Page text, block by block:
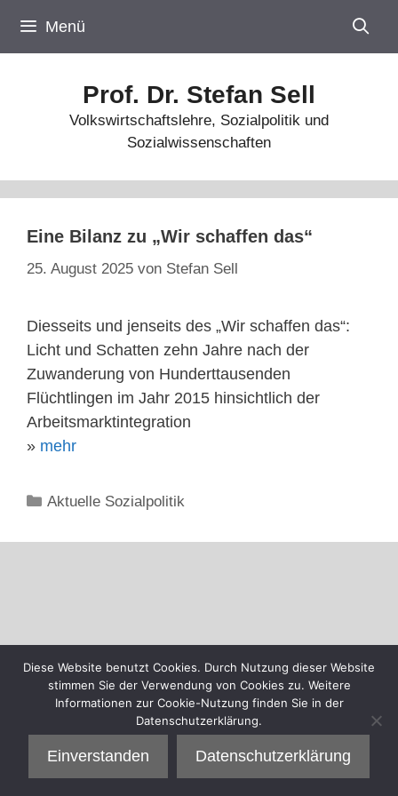
Inhalt
springen
Menü
Prof. Dr. Stefan Sell
Volkswirtschaftslehre, Sozialpolitik und
Sozialwissenschaften
Eine Bilanz zu „Wir schaffen das“
25. August 2025 von Stefan Sell
Diesseits und jenseits des „Wir schaffen das“:
Licht und Schatten zehn Jahre nach der
Zuwanderung von Hunderttausenden
Flüchtlingen im Jahr 2015 hinsichtlich der
Arbeitsmarktintegration
» mehr
Kategorien
Aktuelle Sozialpolitik
Diese Website benutzt Cookies. Durch Nutzung dieser Website
stimmen Sie der Verwendung von Cookies zu. Weitere
Informationen zur Cookie-Nutzung finden Sie in der
Datenschutzerklärung.
Einverstanden Datenschutzerklärung